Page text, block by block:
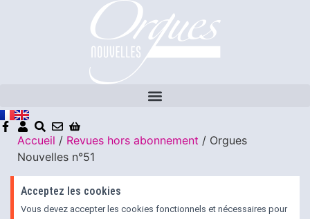
Accueil / Revues hors abonnement / Orgues
Nouvelles n°51
Acceptez les cookies
Vous devez accepter les cookies fonctionnels et nécessaires pour